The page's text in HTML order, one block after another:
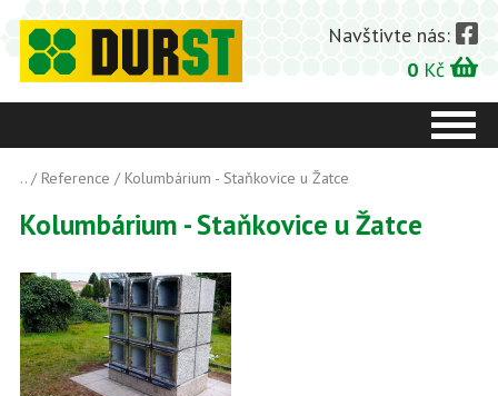
Navštivte nás:
0 Kč
.. / Reference / Kolumbárium - Staňkovice u Žatce
Kolumbárium - Staňkovice u Žatce